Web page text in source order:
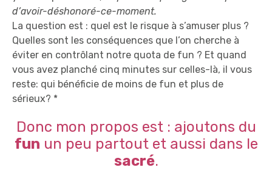
d’avoir-déshonoré-ce-moment.
La question est : quel est le risque à s’amuser plus ?
Quelles sont les conséquences que l’on cherche à
éviter en contrôlant notre quota de fun ? Et quand
vous avez planché cinq minutes sur celles-là, il vous
reste: qui bénéficie de moins de fun et plus de
sérieux? *
Donc mon propos est : ajoutons du
fun un peu partout et aussi dans le
sacré.